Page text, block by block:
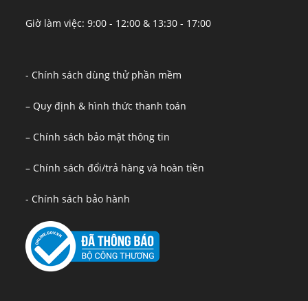
Giờ làm việc: 9:00 - 12:00 & 13:30 - 17:00
- Chính sách dùng thử phần mềm
– Quy định & hình thức thanh toán
– Chính sách bảo mật thông tin
– Chính sách đổi/trả hàng và hoàn tiền
- Chính sách bảo hành